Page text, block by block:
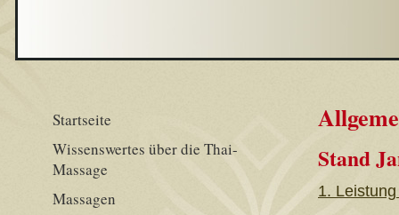
Stand
1.
Startseite
Wissenswertes über die Thai-
Massage
Massagen